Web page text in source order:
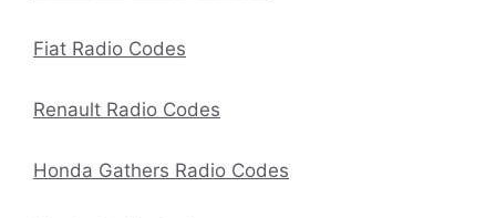
Fiat Radio Codes
Renault Radio Codes
Honda Gathers Radio Codes